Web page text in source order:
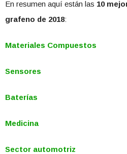
En resumen aquí están las 10
grafeno de 2018:
Materiales Compuestos
Sensores
Baterías
Medicina
Sector automotriz